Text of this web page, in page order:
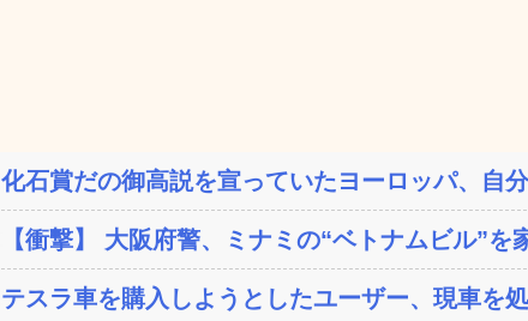
化石賞だの御高説を宣っていたヨーロッパ、自
【衝撃】 大阪府警、ミナミの“ベトナムビル”を
テスラ車を購入しようとしたユーザー、現車を